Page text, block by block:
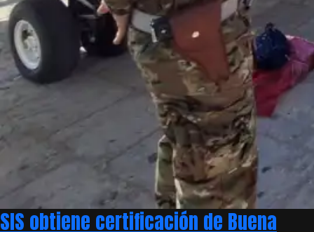
SIS obtiene certificación de Buena